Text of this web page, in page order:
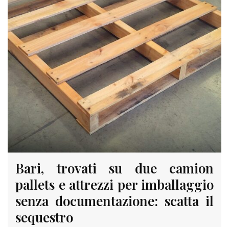
Bari, trovati su due camion
pallets e attrezzi per imballaggio
senza documentazione: scatta il
sequestro